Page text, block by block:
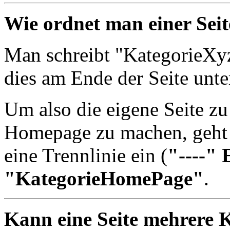
Wie ordnet man einer
Man schreibt
dies am Ende der Seite
Um also die eigene Seite
Homepage zu machen,
eine Trennlinie ein ("----"
"KategorieHomePage".
Kann eine Seite mehrere